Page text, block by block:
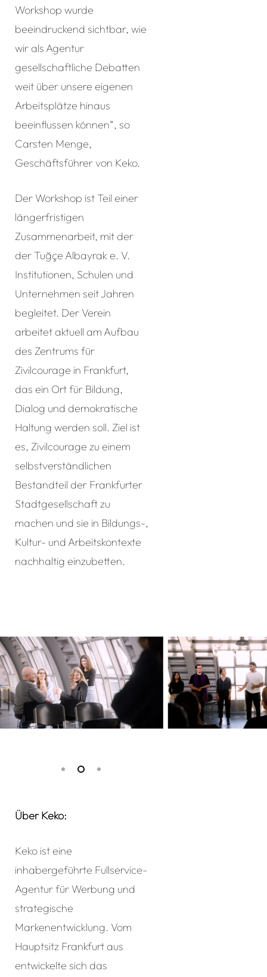
Workshop wurde
beeindruckend sichtbar, wie
wir als Agentur
gesellschaftliche Debatten
weit über unsere eigenen
Arbeitsplätze hinaus
beeinflussen können“, so
Carsten Menge,
Geschäftsführer von Keko.
Der Workshop ist Teil einer
längerfristigen
Zusammenarbeit, mit der
der Tuğçe Albayrak e. V.
Institutionen, Schulen und
Unternehmen seit Jahren
begleitet. Der Verein
arbeitet aktuell am Aufbau
des Zentrums für
Zivilcourage in Frankfurt,
das ein Ort für Bildung,
Dialog und demokratische
Haltung werden soll. Ziel ist
es, Zivilcourage zu einem
selbstverständlichen
Bestandteil der Frankfurter
Stadtgesellschaft zu
machen und sie in Bildungs-,
Kultur- und Arbeitskontexte
nachhaltig einzubetten.
Über Keko:
Keko ist eine
inhabergeführte Fullservice-
Agentur für Werbung und
strategische
Markenentwicklung. Vom
Hauptsitz Frankfurt aus
entwickelte sich das